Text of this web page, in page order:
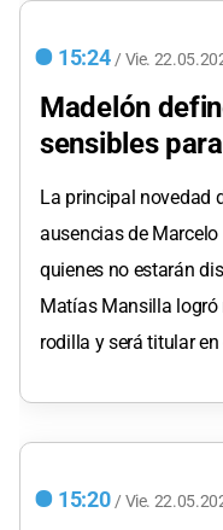
15:24 / Vie.
Madelón
sensibles
La principal novedad
ausencias de
quienes no estarán
Matías Mansilla logró
rodilla y será titular
15:20 / Vie.